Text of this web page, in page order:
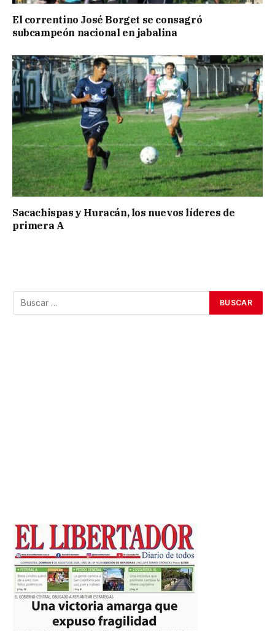
El correntino José Borget se consagró
subcampeón nacional en jabalina
Sacachispas y Huracán, los nuevos líderes de
primera A